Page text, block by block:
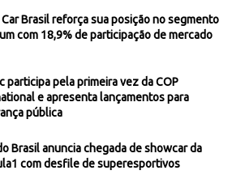
Brasil reforça sua posição no segmento
com 18,9% de participação de mercado
participa pela primeira vez da COP
e apresenta lançamentos para
pública
Brasil anuncia chegada de showcar da
com desfile de superesportivos